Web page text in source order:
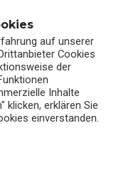
auf unserer
Cookies
der
Inhalte
klicken, erklären Sie
einverstanden.